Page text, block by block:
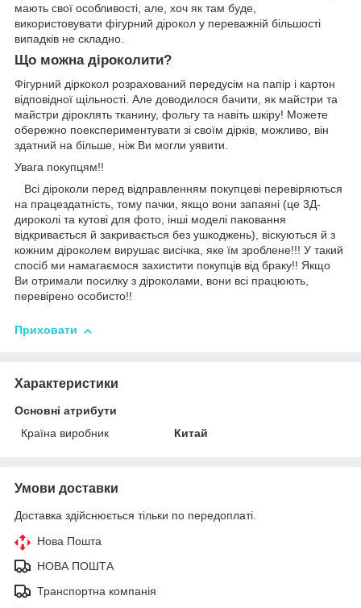
мають свої особливості, але, хоч як там буде,
використовувати фігурний дірокол у переважній більшості
випадків не складно.
Що можна діроколити?
Фігурний діркокол розрахований передусім на папір і картон
відповідної щільності. Але доводилося бачити, як майстри та
майстри діроклять тканину, фольгу та навіть шкіру! Можете
обережно поекспериментувати зі своїм дірків, можливо, він
здатний на більше, ніж Ви могли уявити.
Увага покупцям!!
Всі діроколи перед відправленням покупцеві перевіряються
на працездатність, тому пачки, якщо вони запаяні (це 3Д-
дироколі та кутові для фото, інші моделі паковання
відкривається й закривається без ушкоджень), віскуються й з
кожним діроколем вирушає висічка, яке їм зроблене!!! У такий
спосіб ми намагаємося захистити покупців від браку!! Якщо
Ви отримали посилку з діроколами, вони всі працюють,
перевірено особисто!!
Приховати
Характеристики
Основні атрибути
Країна виробник
Китай
Умови доставки
Доставка здійснюється тільки по передоплаті.
Нова Пошта
НОВА ПОШТА
Транспортна компанія